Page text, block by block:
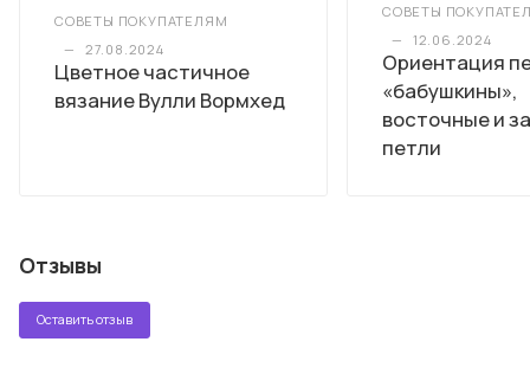
СОВЕТЫ ПОКУПАТЕЛЯМ
—
27.08.2024
Цветное частичное
вязание Вулли Вормхед
СОВЕТЫ
—
12.06.2024
Ориентация
«бабушкины»,
восточные и
петли
Отзывы
Оставить отзыв